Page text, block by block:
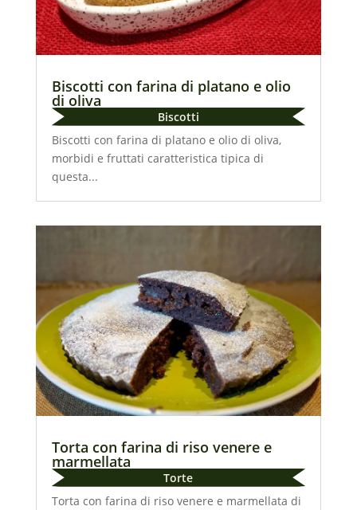
Biscotti con farina di platano e olio
di oliva
Biscotti
Biscotti con farina di platano e olio di oliva,
morbidi e fruttati caratteristica tipica di
questa...
Torta con farina di riso venere e
marmellata
Torte
Torta con farina di riso venere e marmellata di